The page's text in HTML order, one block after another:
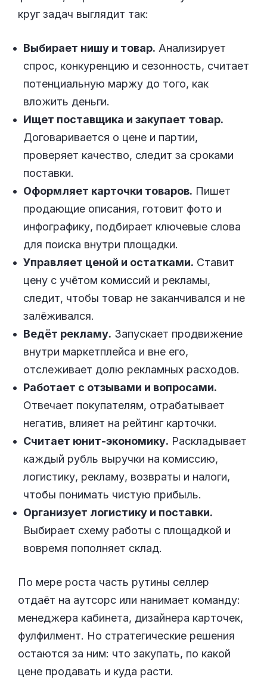
круг задач выглядит так:
Выбирает нишу и товар. Анализирует
спрос, конкуренцию и сезонность, считает
потенциальную маржу до того, как
вложить деньги.
Ищет поставщика и закупает товар.
Договаривается о цене и партии,
проверяет качество, следит за сроками
поставки.
Оформляет карточки товаров. Пишет
продающие описания, готовит фото и
инфографику, подбирает ключевые слова
для поиска внутри площадки.
Управляет ценой и остатками. Ставит
цену с учётом комиссий и рекламы,
следит, чтобы товар не заканчивался и не
залёживался.
Ведёт рекламу. Запускает продвижение
внутри маркетплейса и вне его,
отслеживает долю рекламных расходов.
Работает с отзывами и вопросами.
Отвечает покупателям, отрабатывает
негатив, влияет на рейтинг карточки.
Считает юнит-экономику. Раскладывает
каждый рубль выручки на комиссию,
логистику, рекламу, возвраты и налоги,
чтобы понимать чистую прибыль.
Организует логистику и поставки.
Выбирает схему работы с площадкой и
вовремя пополняет склад.
По мере роста часть рутины селлер
отдаёт на аутсорс или нанимает команду:
менеджера кабинета, дизайнера карточек,
фулфилмент. Но стратегические решения
остаются за ним: что закупать, по какой
цене продавать и куда расти.